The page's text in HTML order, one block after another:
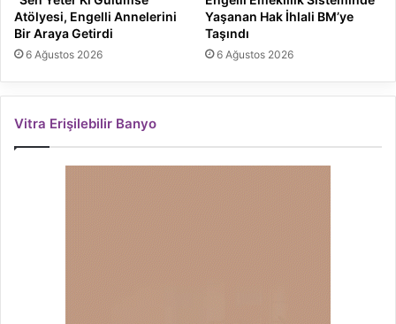
Atölyesi, Engelli Annelerini
Bir Araya Getirdi
6 Ağustos 2026
Yaşanan Hak İhlali BM’ye
Taşındı
6 Ağustos 2026
Vitra Erişilebilir Banyo